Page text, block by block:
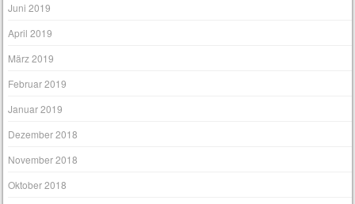
Juni 2019
April 2019
März 2019
Februar 2019
Januar 2019
Dezember 2018
November 2018
Oktober 2018